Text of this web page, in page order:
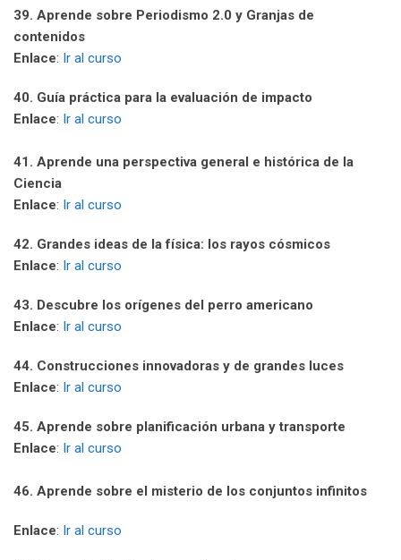
39. Aprende sobre Periodismo 2.0 y Granjas de
contenidos
Enlace: Ir al curso
40. Guía práctica para la evaluación de impacto
Enlace: Ir al curso
41. Aprende una perspectiva general e histórica de la
Ciencia
Enlace: Ir al curso
42. Grandes ideas de la física: los rayos cósmicos
Enlace: Ir al curso
43. Descubre los orígenes del perro americano
Enlace: Ir al curso
44. Construcciones innovadoras y de grandes luces
Enlace: Ir al curso
45. Aprende sobre planificación urbana y transporte
Enlace: Ir al curso
46. Aprende sobre el misterio de los conjuntos infinitos
Enlace: Ir al curso